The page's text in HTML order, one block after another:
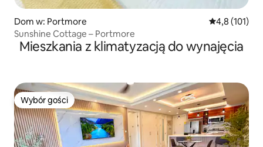
Dom w: Portmore Średnia
4,8 (101)
Sunshine Cottage – Portmore
Mieszkania z klimatyzacją do wynajęcia
Wybór gości
Wybór gości